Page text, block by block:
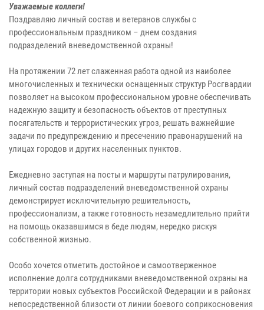
Уважаемые коллеги!
Поздравляю личный состав и ветеранов службы с
профессиональным праздником – днем создания
подразделений вневедомственной охраны!
На протяжении 72 лет слаженная работа одной из наиболее
многочисленных и технически оснащенных структур Росгвардии
позволяет на высоком профессиональном уровне обеспечивать
надежную защиту и безопасность объектов от преступных
посягательств и террористических угроз, решать важнейшие
задачи по предупреждению и пресечению правонарушений на
улицах городов и других населенных пунктов.
Ежедневно заступая на посты и маршруты патрулирования,
личный состав подразделений вневедомственной охраны
демонстрирует исключительную решительность,
профессионализм, а также готовность незамедлительно прийти
на помощь оказавшимся в беде людям, нередко рискуя
собственной жизнью.
Особо хочется отметить достойное и самоотверженное
исполнение долга сотрудниками вневедомственной охраны на
территории новых субъектов Российской Федерации и в районах
непосредственной близости от линии боевого соприкосновения